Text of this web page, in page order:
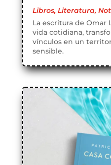
Libros, Literatura,
La escritura de Omar
vida cotidiana,
vínculos en un
sensible.